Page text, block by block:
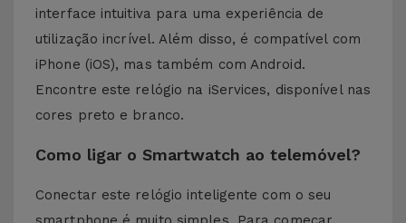
interface intuitiva para uma experiência de
utilização incrível. Além disso, é compatível com
iPhone (iOS), mas também com Android.
Encontre este relógio na iServices, disponível nas
cores preto e branco.
Como ligar o Smartwatch ao telemóvel?
Conectar este relógio inteligente com o seu